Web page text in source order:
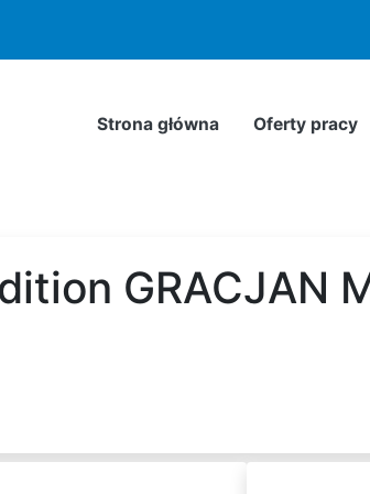
Strona główna Oferty pracy
GRACJAN